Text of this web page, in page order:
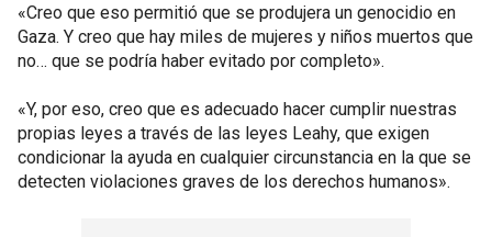
«Creo que eso permitió que se produjera un genocidio en
Gaza. Y creo que hay miles de mujeres y niños muertos que
no… que se podría haber evitado por completo».
«Y, por eso, creo que es adecuado hacer cumplir nuestras
propias leyes a través de las leyes Leahy, que exigen
condicionar la ayuda en cualquier circunstancia en la que se
detecten violaciones graves de los derechos humanos».